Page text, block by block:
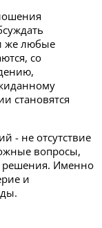
же любые
со
становятся
- не отсутствие
вопросы,
решения. Именно
и